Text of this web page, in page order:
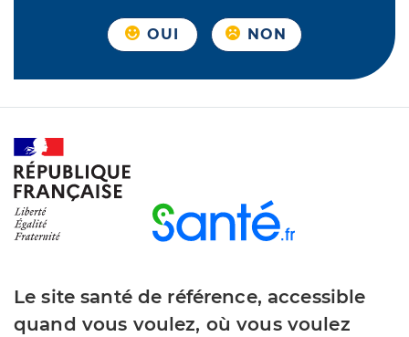
OUI NON
Le site santé de référence, accessible
quand vous voulez, où vous voulez